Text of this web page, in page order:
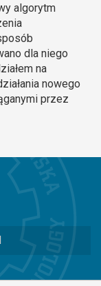
algorytm
dla niego
na
nowego
przez